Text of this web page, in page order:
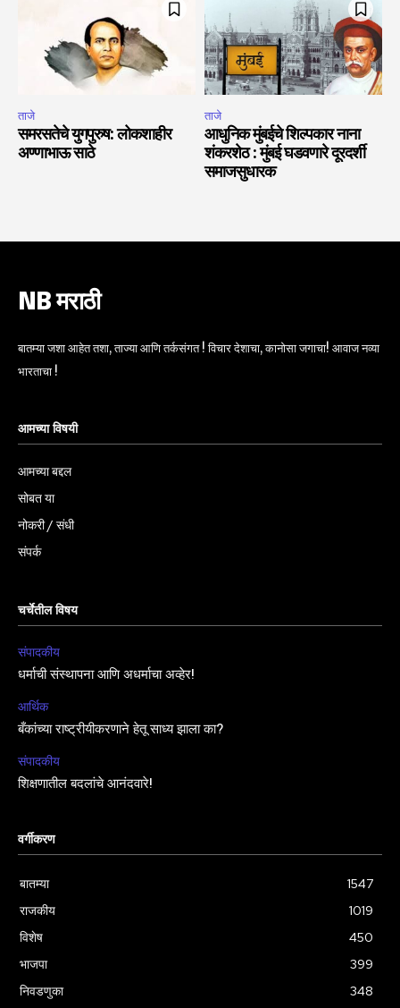
ताजे
समरसतेचे युगपुरुष: लोकशाहीर
अण्णाभाऊ साठे
ताजे
आधुनिक मुंबईचे शिल्पकार नाना
शंकरशेठ : मुंबई घडवणारे दूरदर्शी
समाजसुधारक
NB मराठी
बातम्या जशा आहेत तशा, ताज्या आणि तर्कसंगत ! विचार देशाचा, कानोसा जगाचा! आवाज नव्या
भारताचा !
आमच्या विषयी
आमच्या बद्दल
सोबत या
नोकरी / संधी
संपर्क
चर्चेतील विषय
संपादकीय
धर्माची संस्थापना आणि अधर्माचा अव्हेर!
आर्थिक
बँकांच्या राष्ट्रीयीकरणाने हेतू साध्य झाला का?
संपादकीय
शिक्षणातील बदलांचे आनंदवारे!
वर्गीकरण
बातम्या
1547
राजकीय
1019
विशेष
450
भाजपा
399
निवडणुका
348